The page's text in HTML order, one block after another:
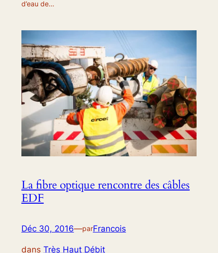
d’eau de…
La fibre optique rencontre des câbles
EDF
Déc 30, 2016—parFrancois
dans Très Haut Débit